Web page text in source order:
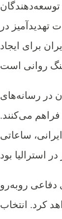
توسعه‌دهندگان
تهدیدآمیز در
برای ایجاد
در رسانه‌های
فراهم می‌کنند.
ساعاتی
دفاعی روبه‌رو
کرد. انتخاب